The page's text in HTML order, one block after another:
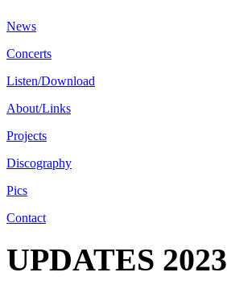
News
Concerts
Listen/Download
About/Links
Projects
Discography
Pics
Contact
UPDATES 2023